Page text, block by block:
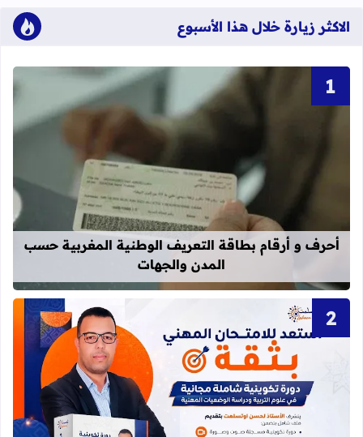
الاكثر زيارة خلال هذا الأسبوع
قراءة المزيد عن أحرف و أرقام
أحرف و أرقام بطاقة التعريف الوطنية المغربية حسب
المدن والجهات
قراءة المزيد عن دورة تكوينية